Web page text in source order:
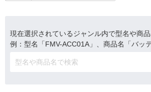
現在選択されているジャンル内で型名や商品
例：型名「FMV-ACC01A」、商品名「バッテ